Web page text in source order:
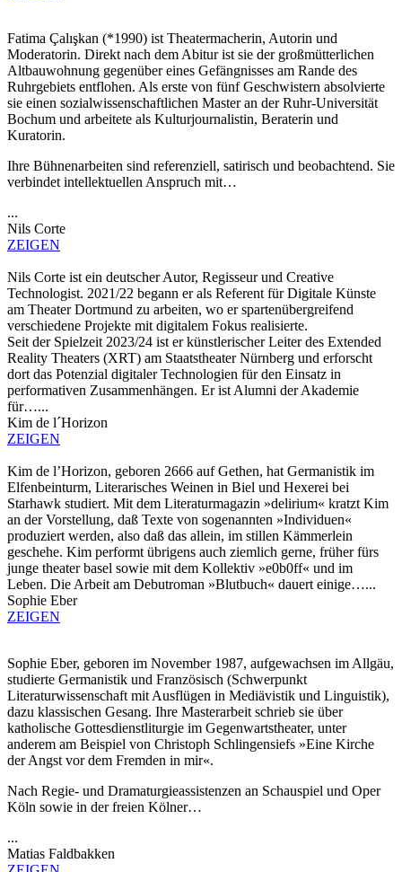
Fatima Çalışkan (*1990) ist Theatermacherin, Autorin und
Moderatorin. Direkt nach dem Abitur ist sie der großmütterlichen
Altbauwohnung gegenüber eines Gefängnisses am Rande des
Ruhrgebiets entflohen. Als erste von fünf Geschwistern absolvierte
sie einen sozialwissenschaftlichen Master an der Ruhr-Universität
Bochum und arbeitete als Kulturjournalistin, Beraterin und
Kuratorin.
Ihre Bühnenarbeiten sind referenziell, satirisch und beobachtend. Sie
verbindet intellektuellen Anspruch mit…
...
Nils Corte
ZEIGEN
Nils Corte ist ein deutscher Autor, Regisseur und Creative
Technologist. 2021/22 begann er als Referent für Digitale Künste
am Theater Dortmund zu arbeiten, wo er spartenübergreifend
verschiedene Projekte mit digitalem Fokus realisierte.
Seit der Spielzeit 2023/24 ist er künstlerischer Leiter des Extended
Reality Theaters (XRT) am Staatstheater Nürnberg und erforscht
dort das Potenzial digitaler Technologien für den Einsatz in
performativen Zusammenhängen. Er ist Alumni der Akademie
für…...
Kim de l´Horizon
ZEIGEN
Kim de l’Horizon, geboren 2666 auf Gethen, hat Germanistik im
Elfenbeinturm, Literarisches Weinen in Biel und Hexerei bei
Starhawk studiert. Mit dem Literaturmagazin »delirium« kratzt Kim
an der Vorstellung, daß Texte von sogenannten »Individuen«
produziert werden, also daß das allein, im stillen Kämmerlein
geschehe. Kim performt übrigens auch ziemlich gerne, früher fürs
junge theater basel sowie mit dem Kollektiv »e0b0ff« und im
Leben. Die Arbeit am Debutroman »Blutbuch« dauert einige…...
Sophie Eber
ZEIGEN
Sophie Eber, geboren im November 1987, aufgewachsen im Allgäu,
studierte Germanistik und Französisch (Schwerpunkt
Literaturwissenschaft mit Ausflügen in Mediävistik und Linguistik),
dazu klassischen Gesang. Ihre Masterarbeit schrieb sie über
katholische Gottesdienstliturgie im Gegenwartstheater, unter
anderem am Beispiel von Christoph Schlingensiefs »Eine Kirche
der Angst vor dem Fremden in mir«.
Nach Regie- und Dramaturgieassistenzen an Schauspiel und Oper
Köln sowie in der freien Kölner…
...
Matias Faldbakken